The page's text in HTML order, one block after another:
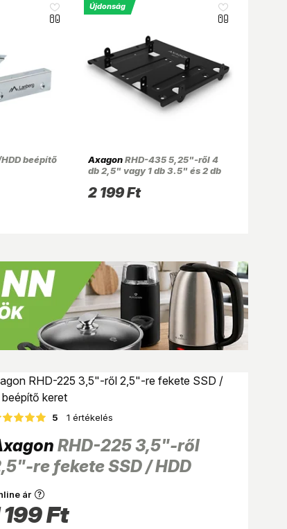
beépítő
Újdonság
AxagonRHD-435 5,25"-ről 4
db 2,5" vagy 1 db 3.5" és 2 db
2 199 Ft
5 1 értékelés
RHD-225 3,5"-ről
re fekete SSD / HDD
keret
ár
199Ft